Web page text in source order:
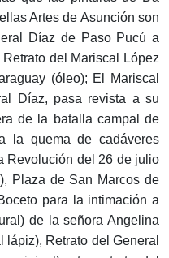
Artes de Asunción son
Díaz de Paso Pucú a
del Mariscal López
(óleo); El Mariscal
Díaz, pasa revista a su
de la batalla campal de
la quema de cadáveres
Revolución del 26 de julio
Plaza de San Marcos de
para la intimación a
de la señora Angelina
lápiz), Retrato del General